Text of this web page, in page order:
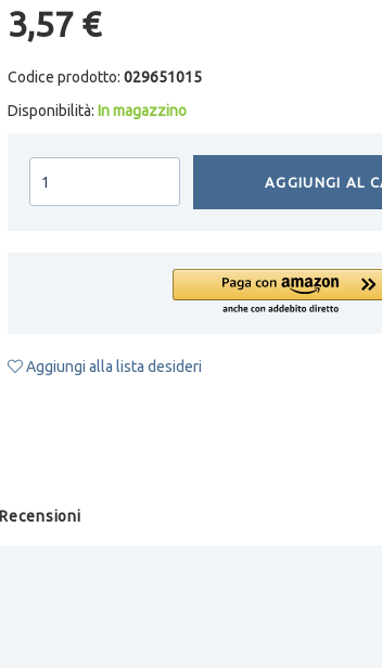
3,57 €
Codice prodotto: 029651015
Disponibilità: In magazzino
AGGIUNGI AL
Aggiungi alla lista desideri
Recensioni